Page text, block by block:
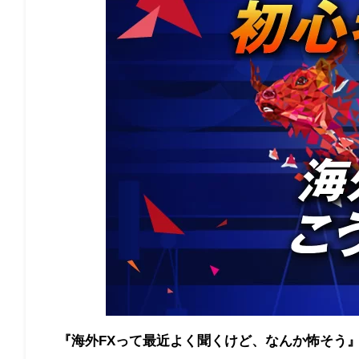
『海外FXって最近よく聞くけど、なんか怖そう